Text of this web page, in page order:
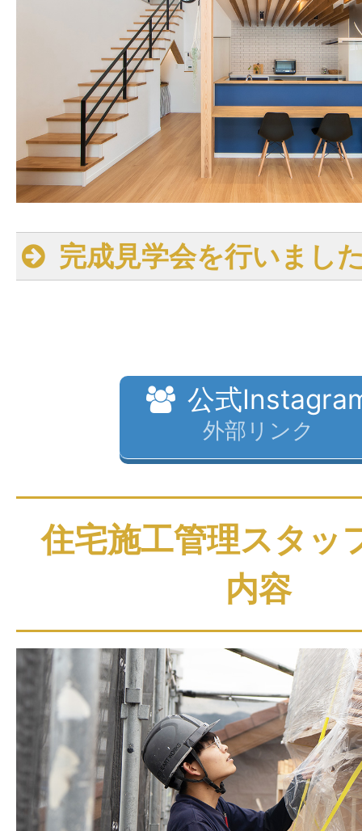
完成見学会を行いまし
公式
外部リンク
住宅施工管理スタッ
内容